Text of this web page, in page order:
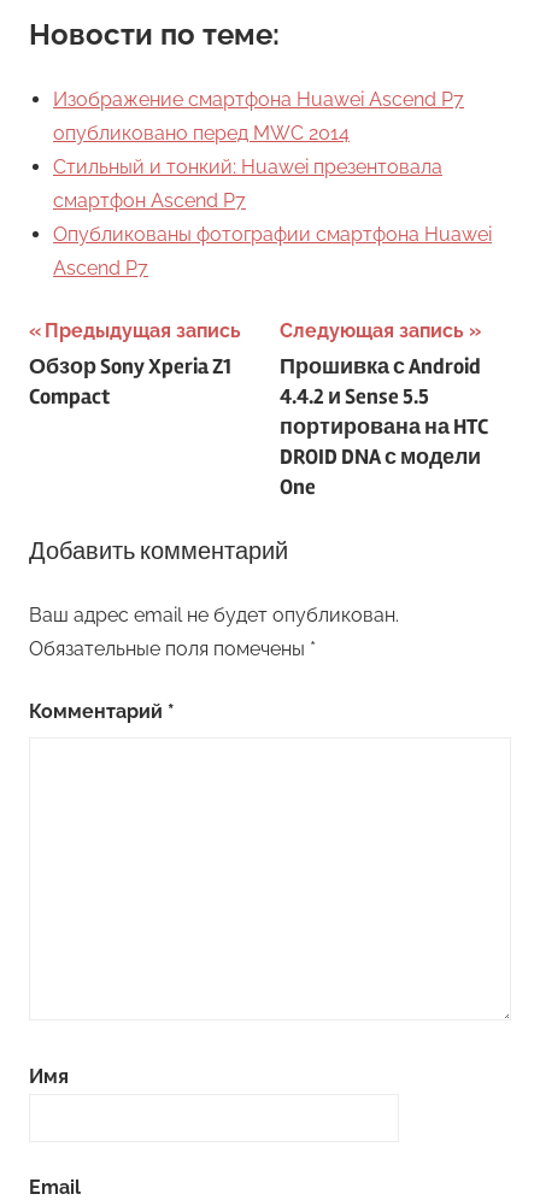
Новости по теме:
Изображение смартфона Huawei Ascend P7
опубликовано перед MWC 2014
Стильный и тонкий: Huawei презентовала
смартфон Ascend P7
Опубликованы фотографии смартфона Huawei
Ascend P7
Навигация
по
Предыдущая запись
Обзор Sony Xperia Z1
Compact
Следующая запись
Прошивка с Android
4.4.2 и Sense 5.5
портирована на HTC
DROID DNA с модели
One
Добавить комментарий
Ваш адрес email не будет опубликован.
Обязательные поля помечены *
Комментарий *
Имя
Email